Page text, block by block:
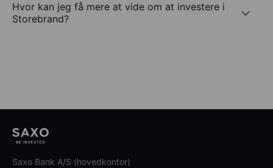
Hvor kan jeg få mere at vide om at investere i
Storebrand?
Saxo Bank A/S (hovedkontor)